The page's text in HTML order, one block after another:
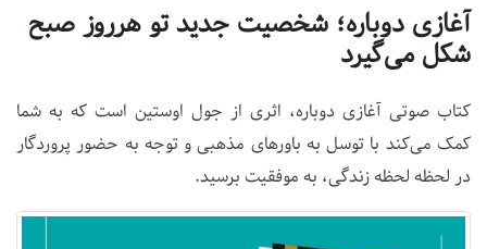
آغازی دوباره؛ شخصیت جدید تو هرروز صبح
شکل می‌گیرد
کتاب صوتی آغازی دوباره، اثری از جول اوستین است که به شما
کمک می‌کند با توسل به باورهای مذهبی و توجه به حضور پروردگار
در لحظه لحظه زندگی، به موفقیت برسید.